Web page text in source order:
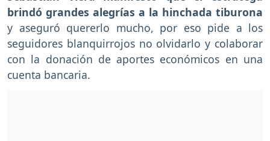
brindó grandes alegrías a la hinchada tiburona
y aseguró quererlo mucho, por eso pide a los
seguidores blanquirrojos no olvidarlo y colaborar
con la donación de aportes económicos en una
cuenta bancaria.